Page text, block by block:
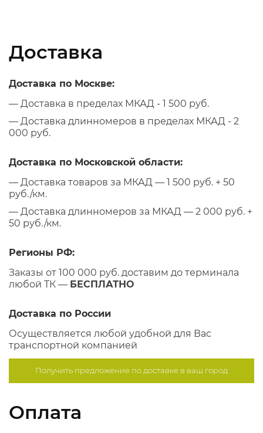
Доставка
Доставка по Москве:
— Доставка в пределах МКАД - 1 500 руб.
— Доставка длинномеров в пределах МКАД - 2
000 руб.
Доставка по Московской области:
— Доставка товаров за МКАД — 1 500 руб. + 50
руб./км.
— Доставка длинномеров за МКАД — 2 000 руб. +
50 руб./км.
Регионы РФ:
Заказы от 100 000 руб. доставим до терминала
любой ТК — БЕСПЛАТНО
Доставка по России
Осуществляется любой удобной для Вас
транспортной компанией
Получить предложение подоставке в ваш город
Оплата